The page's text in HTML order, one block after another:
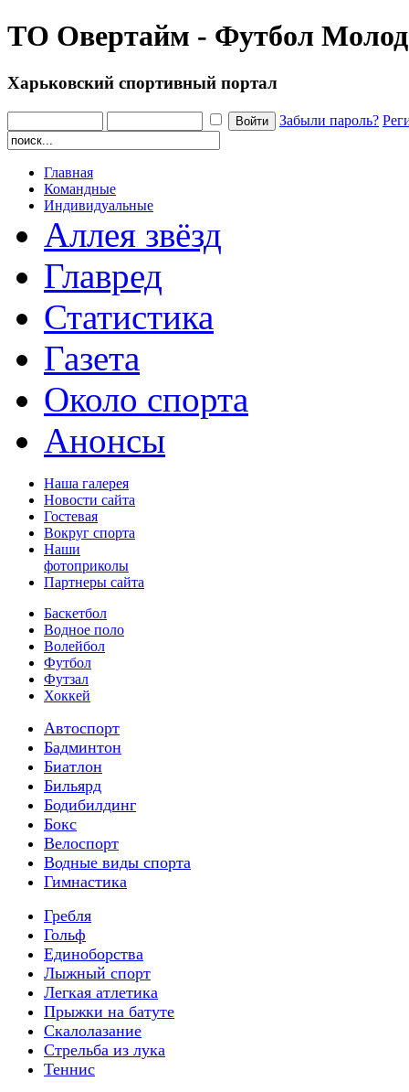
ТО Овертайм - Футбол
Харьковский спортивный портал
Забыли пароль?
Главная
Командные
Индивидуальные
Аллея звёзд
Главред
Статистика
Газета
Около спорта
Анонсы
Наша галерея
Новости сайта
Гостевая
Вокруг спорта
Наши
фотоприколы
Партнеры сайта
Баскетбол
Водное поло
Волейбол
Футбол
Футзал
Хоккей
Автоспорт
Бадминтон
Биатлон
Бильярд
Бодибилдинг
Бокс
Велоспорт
Водные виды спорта
Гимнастика
Гребля
Гольф
Единоборства
Лыжный спорт
Легкая атлетика
Прыжки на батуте
Скалолазание
Стрельба из лука
Теннис